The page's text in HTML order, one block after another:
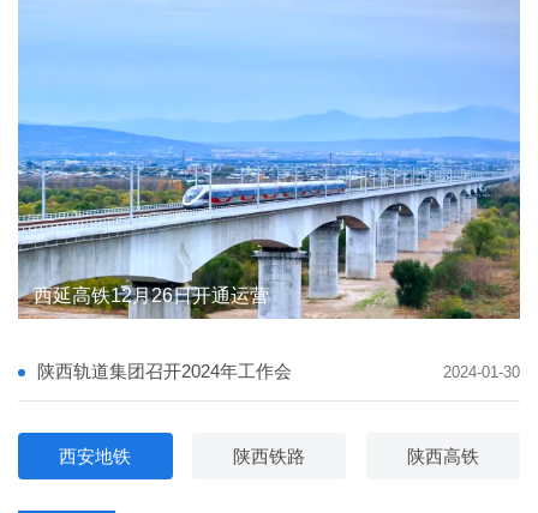
陕西轨道集团与省邮政管理局携手推进“轨道交通+邮政快递”融合发展
陕西轨道集团督导宝麟铁路公司安全生产与防汛备汛
陕西轨道交通集团有限公司 主要负责人及安全生产管理人员安全教育专题培训班圆满完成
西延高铁12月26日开通运营
陕西轨道集团举行学习贯彻党的二十届四中全会精神宣讲报告会
陕西轨道集团与省邮政管理局携手推进“轨道交通+邮政快递”融合发展
陕西轨道集团督导宝麟铁路公司安全生产与防汛备汛
陕西轨道集团召开2024年工作会 2024-01-30
西安地铁 陕西铁路 陕西高铁